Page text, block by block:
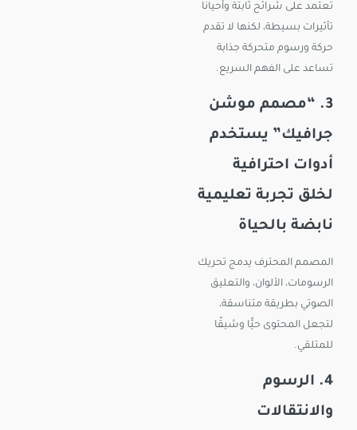
تعتمد على شرائح ثابتة وأحيانًا
تأثيرات بسيطة، لكنها لا تقدم
حركة ورسوم متحركة جذابة
تساعد على الفهم السريع.
3. “مصمم موشن
جرافيك” يستخدم
أدوات احترافية
لخلق تجربة تعليمية
نابضة بالحياة
المصمم المحترف يدمج تحريك
الرسومات، الألوان، والتعليق
الصوتي بطريقة متناسقة،
لتجعل المحتوى حيًّا وشيقًا
للمتلقي.
4. الرسوم
والانتقالات